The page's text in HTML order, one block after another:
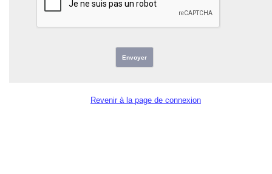
Envoyer
Revenir à la page de connexion